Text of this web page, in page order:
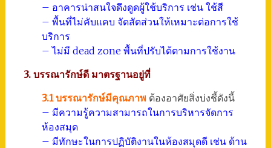
– อาคารน่าสนใจดึงดูดผู้ใช้บริการ เช่น ใช้สี
– พื้นที่ไม่คับแคบ จัดสัดส่วนให้เหมาะต่อการใช้
บริการ
– ไม่มี dead zone พื้นที่ปรับได้ตามการใช้งาน
3. บรรณารักษ์ดี มาตรฐานอยู่ที่
3.1 บรรณารักษ์มีคุณภาพ ต้องอาศัยสิ่งบ่งชี้ดังนี้
– มีความรู้ความสามารถในการบริหารจัดการ
ห้องสมุด
– มีทักษะในการปฏิบัติงานในห้องสมุดดี เช่น ด้าน